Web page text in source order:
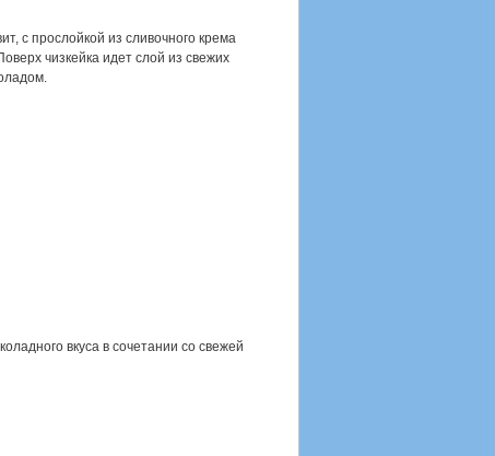
с прослойкой из сливочного крема
чизкейка идет слой из свежих
вкуса в сочетании со свежей